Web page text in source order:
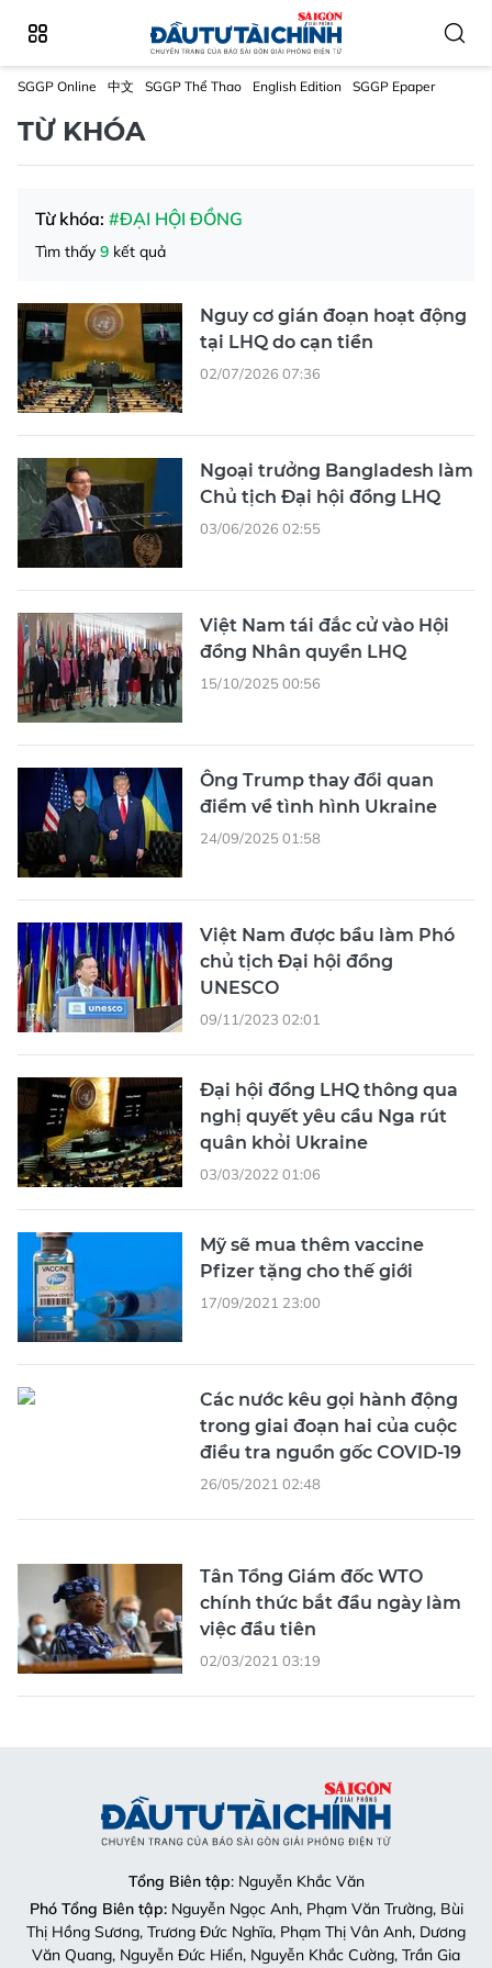
SGGP Online 中文 SGGP Thể Thao English Edition SGGP Epaper
TỪ KHÓA
Từ khóa: #ĐẠI HỘI ĐỒNG
Tìm thấy 9 kết quả
Nguy cơ gián đoạn hoạt động
tại LHQ do cạn tiền
02/07/2026 07:36
Ngoại trưởng Bangladesh làm
Chủ tịch Đại hội đồng LHQ
03/06/2026 02:55
Việt Nam tái đắc cử vào Hội
đồng Nhân quyền LHQ
15/10/2025 00:56
Ông Trump thay đổi quan
điểm về tình hình Ukraine
24/09/2025 01:58
Việt Nam được bầu làm Phó
chủ tịch Đại hội đồng
UNESCO
09/11/2023 02:01
Đại hội đồng LHQ thông qua
nghị quyết yêu cầu Nga rút
quân khỏi Ukraine
03/03/2022 01:06
Mỹ sẽ mua thêm vaccine
Pfizer tặng cho thế giới
17/09/2021 23:00
Các nước kêu gọi hành động
trong giai đoạn hai của cuộc
điều tra nguồn gốc COVID-19
26/05/2021 02:48
Tân Tổng Giám đốc WTO
chính thức bắt đầu ngày làm
việc đầu tiên
02/03/2021 03:19
Tổng Biên tập: Nguyễn Khắc Văn
Phó Tổng Biên tập:Nguyễn Ngọc Anh, Phạm Văn Trường, Bùi
Thị Hồng Sương, Trương Đức Nghĩa, Phạm Thị Vân Anh, Dương
Văn Quang, Nguyễn Đức Hiển, Nguyễn Khắc Cường, Trần Gia